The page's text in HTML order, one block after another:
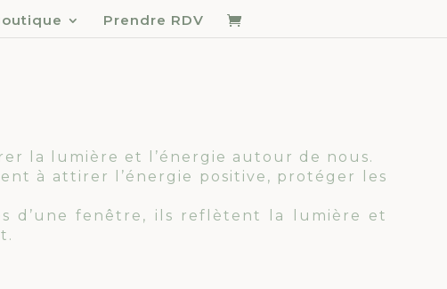
Prendre RDV
la lumière et l’énergie autour de nous.
à attirer l’énergie positive, protéger les
d’une fenêtre, ils reflètent la lumière et